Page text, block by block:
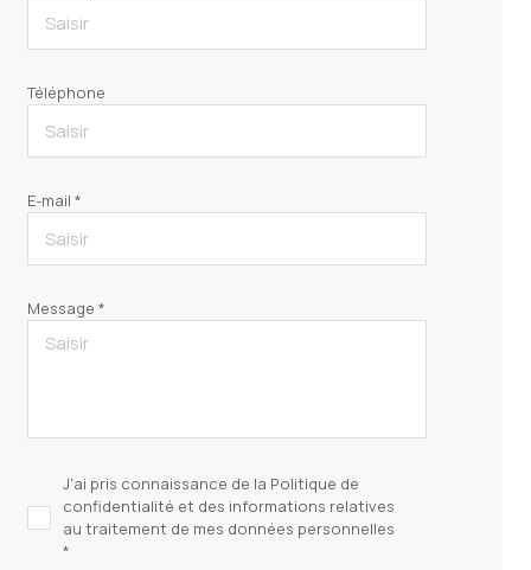
Téléphone
E-mail *
Message *
J'ai pris connaissance de la Politique de
confidentialité et des informations relatives
au traitement de mes données personnelles
*